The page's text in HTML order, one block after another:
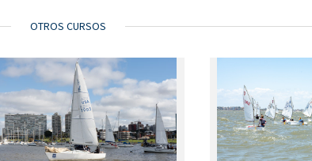
OTROS CURSOS